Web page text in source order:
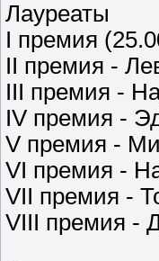
Лауреаты
I премия
II премия -
III премия -
IV премия -
V премия -
VI премия -
VII премия -
VIII премия -